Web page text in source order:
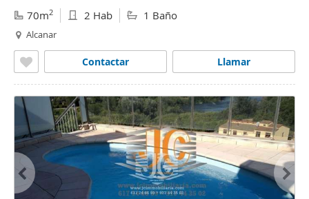
70m2 2 Hab 1 Baño
Alcanar
Llamar
Contactar